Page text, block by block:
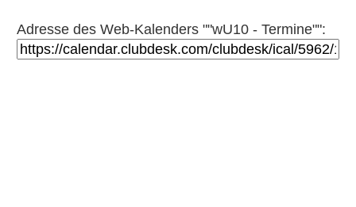
Adresse des Web-Kalenders ""wU10 - Termine"":